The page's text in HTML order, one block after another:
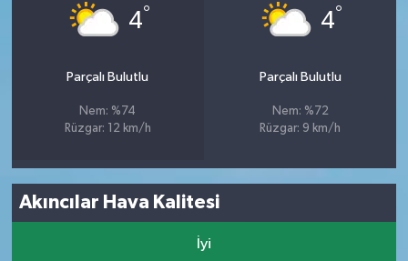
4°
Parçalı Bulutlu
Nem: %74
Rüzgar: 12 km/h
4°
Parçalı Bulutlu
Nem: %72
Rüzgar: 9 km/h
Akıncılar Hava Kalitesi
İyi